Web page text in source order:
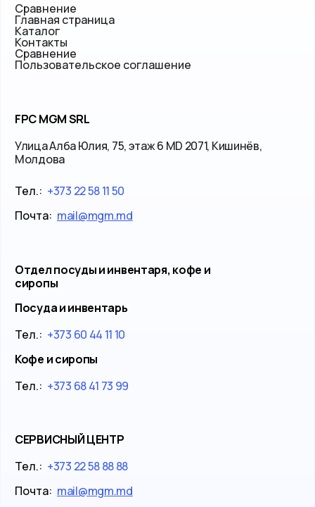
Сравнение
Главная страница
Каталог
Контакты
Сравнение
Пользовательское соглашение
FPC MGM SRL
Улица Алба Юлия, 75, этаж 6 MD 2071, Кишинёв,
Молдова
Тел.: +373 22 58 11 50
Почта: mail@mgm.md
Отдел посуды и инвентаря, кофе и
сиропы
Посуда и инвентарь
Тел.: +373 60 44 11 10
Кофе и сиропы
Тел.: +373 68 41 73 99
СЕРВИСНЫЙ ЦЕНТР
Тел.: +373 22 58 88 88
Почта: mail@mgm.md